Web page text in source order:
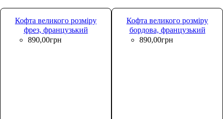
Кофта великого розміру
фрез, французький
трикотаж Lukari 0181-1
890,00грн
Кофта великого розміру
бордова, французький
трикотаж Lukari 0181-2
890,00грн